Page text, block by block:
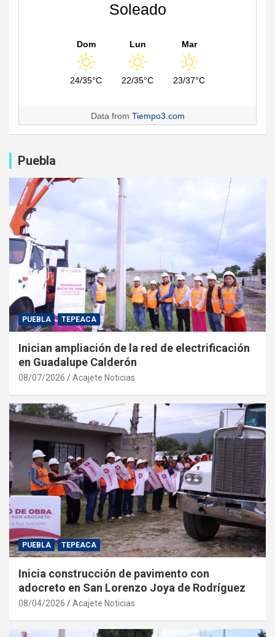
Soleado
Dom
24/35°C
Lun
22/35°C
Mar
23/37°C
Data from Tiempo3.com
Puebla
PUEBLA TEPEACA
Inician ampliación de la red de electrificación
en Guadalupe Calderón
08/07/2026 Acajete Noticias
PUEBLA TEPEACA
Inicia construcción de pavimento con
adocreto en San Lorenzo Joya de Rodríguez
08/04/2026 Acajete Noticias